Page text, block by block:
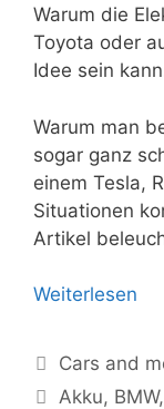
Warum die
Toyota oder
Idee sein
Warum man
sogar ganz
einem Tesla,
Situationen
Artikel
Weiterlesen
Kategorien
Cars and
Akku, BMW,